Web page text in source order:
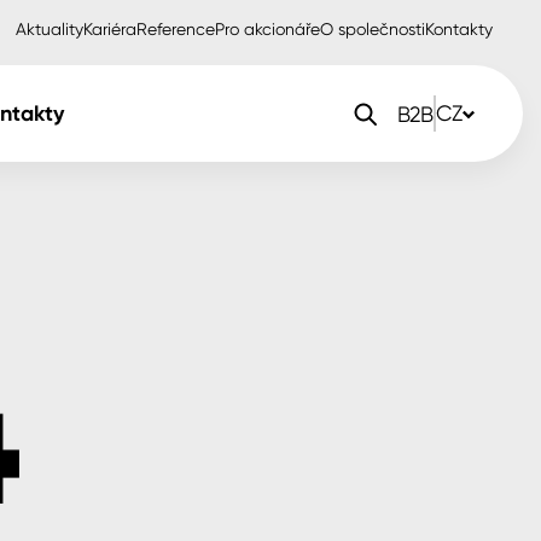
AktualityKariéraReferencePro akcionářeO společnostiKontakty
B2BCZ